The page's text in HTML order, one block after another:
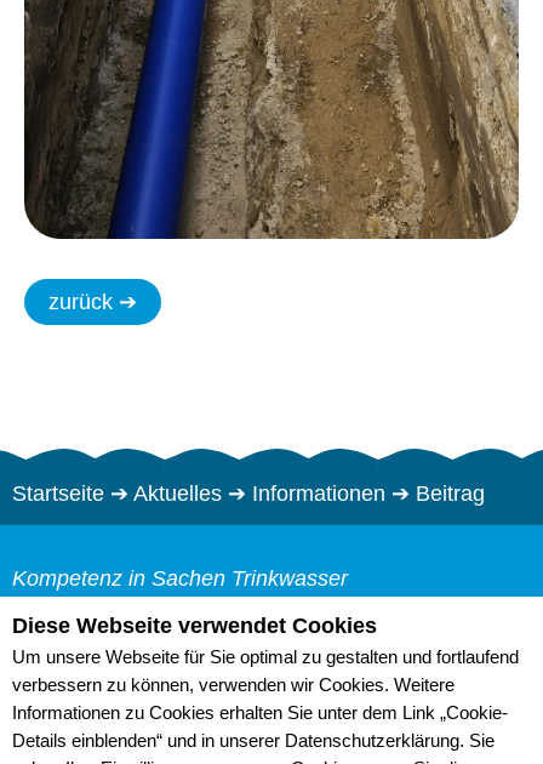
Diese Webseite verwendet Cookies
Um unsere Webseite für Sie optimal zu gestalten und fortlaufend
verbessern zu können, verwenden wir Cookies. Weitere
Informationen zu Cookies erhalten Sie unter dem Link „Cookie-
Details einblenden“ und in unserer Datenschutzerklärung. Sie
zurück ➔
Startseite ➔ Aktuelles ➔ Informationen ➔ Beitrag
Kompetenz in Sachen Trinkwasser
Trinkwasserzweckverband "Pfeifholz"
Bürgermeister-Herklotz-
Straße 2
01609 Röderaue
Web-Cam
Links
Sitemap
Datenschutz